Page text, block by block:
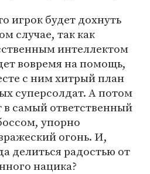
игрок будет дохнуть
случае, так как
интеллектом
вовремя на помощь,
с ним хитрый план
суперсолдат. А потом
в самый ответственный
упорно
огонь. И,
делиться радостью от
нацика?